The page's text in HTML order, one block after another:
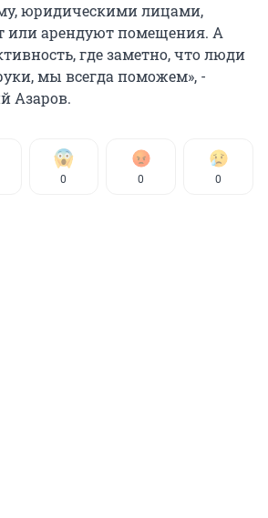
юридическими лицами,
или арендуют помещения. А
где заметно, что люди
мы всегда поможем», -
Азаров.
0 0 0